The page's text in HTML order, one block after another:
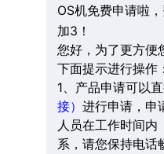
OS机免费申请啦
加3！
您好，为了更方便
下面提示进行操作：
1、产品申请可以
接） 进行申请，申
人员在工作时间
系，请您保持电话